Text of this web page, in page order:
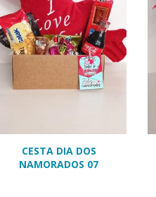
CESTA DIA DOS
NAMORADOS 07